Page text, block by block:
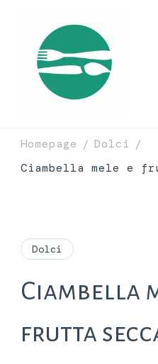
Homepage / Dolci /
Ciambella mele e
Dolci
Ciambella
frutta